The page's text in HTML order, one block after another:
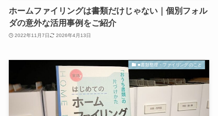
ホームファイリングは書類だけじゃない｜個別フォル
ダの意外な活用事例をご紹介
2022年11月7日 2026年4月13日
■書類整理・ファイリングのこと